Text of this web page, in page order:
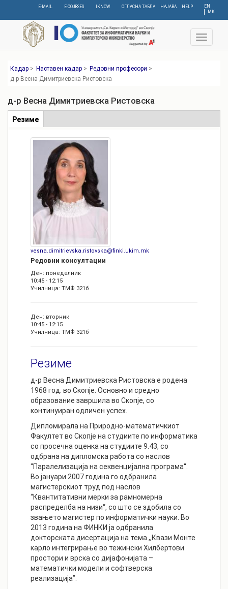
content
EN
МК
E-MAIL E-COURSES IKNOW ОГЛАСНА ТАБЛА НАЈАВА HELP
Toggle
Кадар > Наставен кадар > Редовни професори >
д-р Весна Димитриевска Ристовска
д-р Весна Димитриевска Ристовска
Табови
Резиме
tab)
vesna.dimitrievska.ristovska@finki.ukim.mk
Редовни консултации
Ден: понеделник
10:45 - 12:15
Училница: ТМФ 321б
Ден: вторник
10:45 - 12:15
Училница: ТМФ 321б
Резиме
д-р Весна Димитриевска Ристовска е родена
1968 год. во Скопје. Основно и средно
образование завршила во Скопје, со
континуиран одличен успех.
Дипломирала на Природно-математичкиот
Факултет во Скопје на студиите по информатика
со просечна оценка на студиите 9.43, со
одбрана на дипломска работа со наслов
“Паралелизација на секвенцијална програма“.
Во јануари 2007 година го одбранила
магистерскиот труд под наслов
“Квантитативни мерки за рамномерна
распределба на низи“, со што се здобила со
звањето магистер по информатички науки. Во
2013 година на ФИНКИ ја одбранила
докторската дисертација на тема ,,Квази Монте
карло интегрирање во тежински Хилбертови
простори и врска со дијафонијата –
математички модели и софтверска
реализација”.